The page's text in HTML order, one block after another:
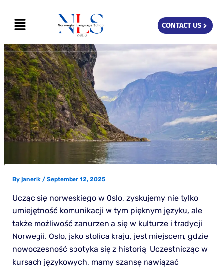
content
Menu CONTACT US
By janerik / September 12, 2025
Ucząc się norweskiego w Oslo, zyskujemy nie tylko
umiejętność komunikacji w tym pięknym języku, ale
także możliwość zanurzenia się w kulturze i tradycji
Norwegii. Oslo, jako stolica kraju, jest miejscem, gdzie
nowoczesność spotyka się z historią. Uczestnicząc w
kursach językowych, mamy szansę nawiązać